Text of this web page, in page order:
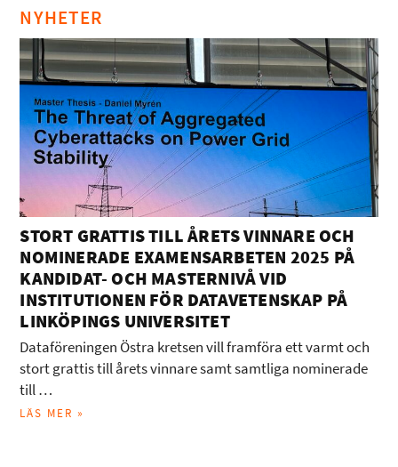
NYHETER
STORT GRATTIS TILL ÅRETS VINNARE OCH
NOMINERADE EXAMENSARBETEN 2025 PÅ
KANDIDAT- OCH MASTERNIVÅ VID
INSTITUTIONEN FÖR DATAVETENSKAP PÅ
LINKÖPINGS UNIVERSITET
Dataföreningen Östra kretsen vill framföra ett varmt och
stort grattis till årets vinnare samt samtliga nominerade
till …
LÄS MER »